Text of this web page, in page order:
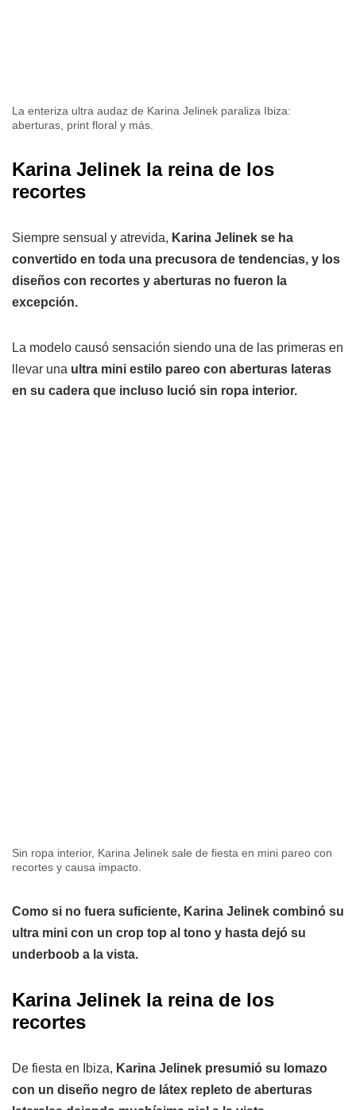
La enteriza ultra audaz de Karina Jelinek paraliza Ibiza:
aberturas, print floral y más.
Karina Jelinek la reina de los
recortes
Siempre sensual y atrevida, Karina Jelinek se ha
convertido en toda una precusora de tendencias, y los
diseños con recortes y aberturas no fueron la
excepción.
La modelo causó sensación siendo una de las primeras en
llevar una ultra mini estilo pareo con aberturas lateras
en su cadera que incluso lució sin ropa interior.
Sin ropa interior, Karina Jelinek sale de fiesta en mini pareo con
recortes y causa impacto.
Como si no fuera suficiente, Karina Jelinek combinó su
ultra mini con un crop top al tono y hasta dejó su
underboob a la vista.
Karina Jelinek la reina de los
recortes
De fiesta en Ibiza, Karina Jelinek presumió su lomazo
con un diseño negro de látex repleto de aberturas